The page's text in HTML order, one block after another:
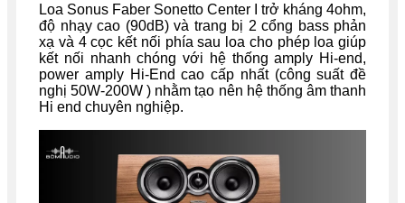
Loa Sonus Faber Sonetto Center I trở kháng 4ohm,
độ nhạy cao (90dB) và trang bị 2 cổng bass phản
xạ và 4 cọc kết nối phía sau loa cho phép loa giúp
kết nối nhanh chóng với hệ thống amply Hi-end,
power amply Hi-End cao cấp nhất (công suất đề
nghị 50W-200W ) nhằm tạo nên hệ thống âm thanh
Hi end chuyên nghiệp.